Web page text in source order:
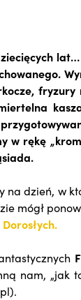
w rękę
dzień, w
mógł
nam, „jak